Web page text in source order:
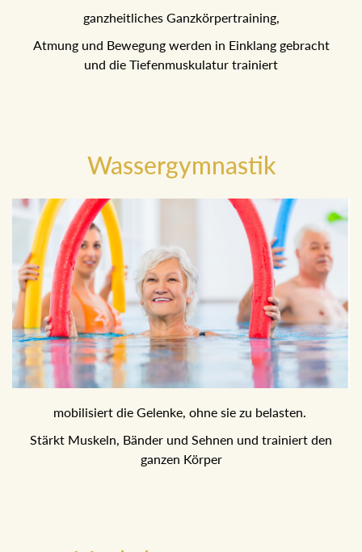
ganzheitliches Ganzkörpertraining,
Atmung und Bewegung werden in Einklang gebracht
und die Tiefenmuskulatur trainiert
Wassergymnastik
mobilisiert die Gelenke, ohne sie zu belasten.
Stärkt Muskeln, Bänder und Sehnen und trainiert den
ganzen Körper